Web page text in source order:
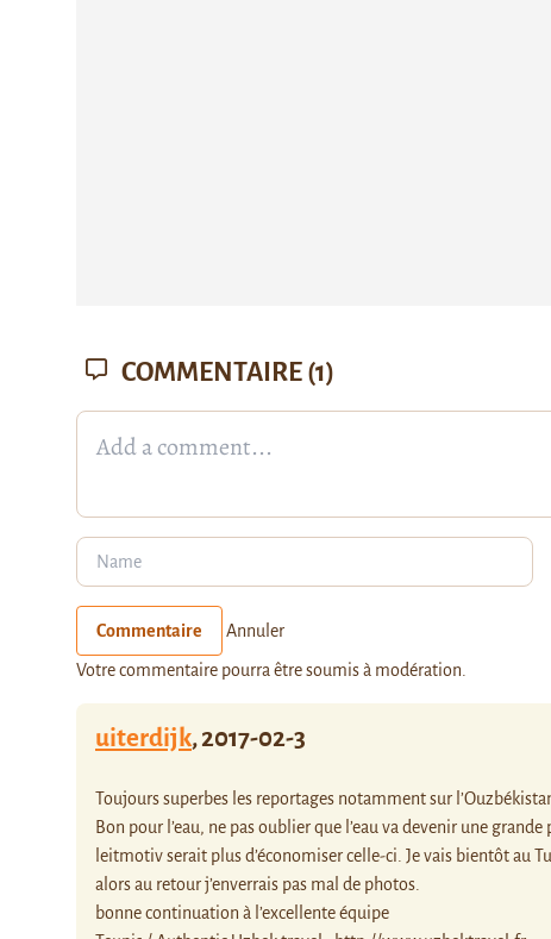
COMMENTAIRE (1)
Commentaire Annuler
Votre commentaire pourra être soumis à modération.
uiterdijk,2017-02-3
Toujours superbes les reportages notamment sur
Bon pour l’eau, ne pas oublier que l’eau va devenir une
leitmotiv serait plus d’économiser celle-ci. Je vais bientôt au
alors au retour j’enverrais pas mal de photos.
bonne continuation à l’excellente équipe